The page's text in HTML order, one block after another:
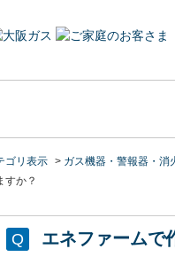
ゴリ表示 > ガス機器・警報器・消
すか？
エネファームで